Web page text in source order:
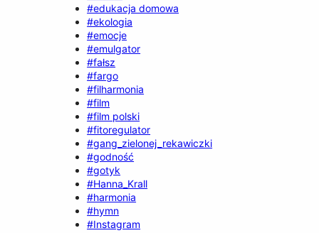
#edukacja domowa
#ekologia
#emocje
#emulgator
#fałsz
#fargo
#filharmonia
#film
#film polski
#fitoregulator
#gang_zielonej_rekawiczki
#godność
#gotyk
#Hanna_Krall
#harmonia
#hymn
#Instagram